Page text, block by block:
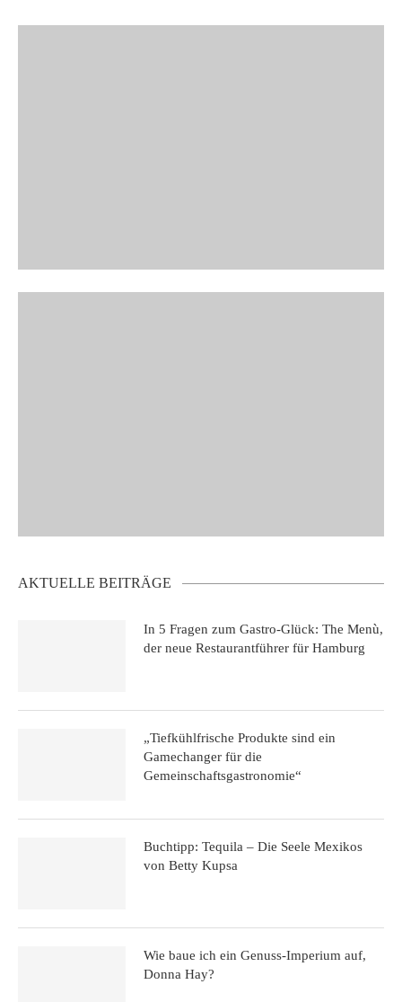
AKTUELLE BEITRÄGE
In 5 Fragen zum Gastro-Glück: The Menù,
der neue Restaurantführer für Hamburg
„Tiefkühlfrische Produkte sind ein
Gamechanger für die
Gemeinschaftsgastronomie“
Buchtipp: Tequila – Die Seele Mexikos
von Betty Kupsa
Wie baue ich ein Genuss-Imperium auf,
Donna Hay?